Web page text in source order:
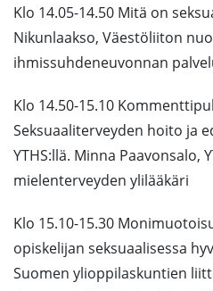
Klo 14.05-14.50 Mitä on
Nikunlaakso, Väestöliiton
ihmissuhdeneuvonnan
Klo 14.50-15.10
Seksuaaliterveyden hoito ja
YTHS:llä. Minna Paavonsalo,
mielenterveyden ylilääkäri
Klo 15.10-15.30
opiskelijan seksuaalisessa
Suomen ylioppilaskuntien